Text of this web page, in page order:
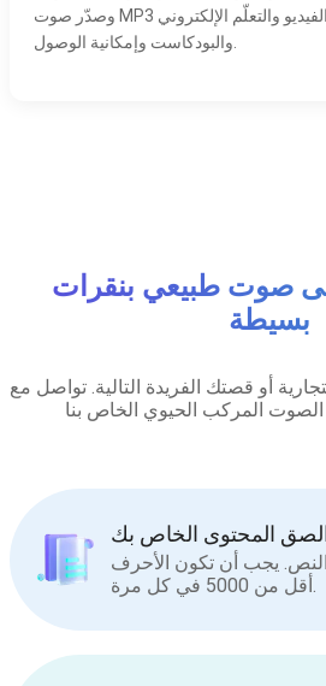
وصدّر صوت MP3 بجودة الاستوديو لمقاطع الفيديو والتعلّم الإلكتروني
صوت طبيعي بنقرات
بسيطة
أو قصتك الفريدة التالية. تواصل مع
المحتوى الخاص بك
يجب أن تكون الأحرف
أقل من 5000 في كل مرة.